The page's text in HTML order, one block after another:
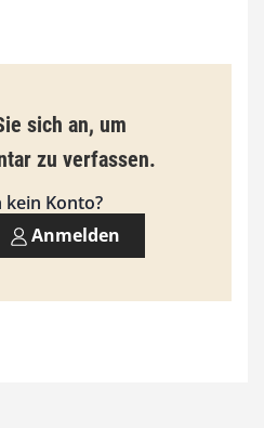
sich an, um
zu verfassen.
kein Konto?
Anmelden